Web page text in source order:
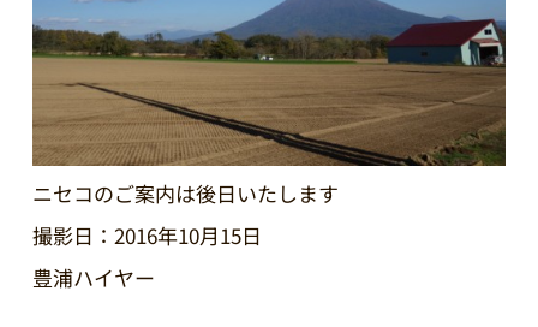
ニセコのご案内は後日いたします
撮影日：2016年10月15日
豊浦ハイヤー